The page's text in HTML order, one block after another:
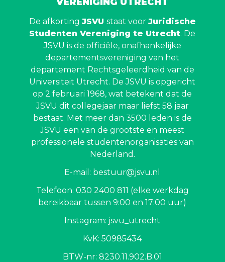
De afkorting JSVU staat voor Juridische
Studenten Vereniging te Utrecht. De
JSVU is de officiële, onafhankelijke
departementsvereniging van het
departement Rechtsgeleerdheid van de
Universiteit Utrecht. De JSVU is opgericht
op 2 februari 1968, wat betekent dat de
JSVU dit collegejaar maar liefst 58 jaar
bestaat. Met meer dan 3500 leden is de
JSVU een van de grootste en meest
professionele studentenorganisaties van
Nederland.
E-mail: bestuur@jsvu.nl
Telefoon: 030 2400 811 (elke werkdag
bereikbaar tussen 9:00 en 17:00 uur)
Instagram: jsvu_utrecht
KvK: 50985434
BTW-nr: 8230.11.902.B.01